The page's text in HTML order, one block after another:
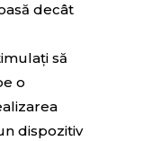
decât
să
o
dispozitiv